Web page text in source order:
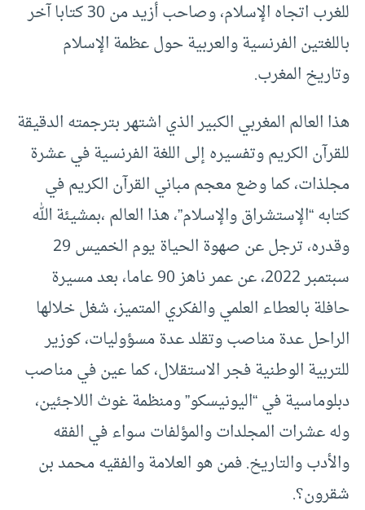
للغرب اتجاه الإسلام، وصاحب أزيد من 30 كتابا آخر
باللغتين الفرنسية والعربية حول عظمة الإسلام
وتاريخ المغرب.
هذا العالم المغربي الكبير الذي اشتهر بترجمته الدقيقة
للقرآن الكريم وتفسيره إلى اللغة الفرنسية في عشرة
مجلذات، كما وضع معجم مباني القرآن الكريم في
كتابه “الإستشراق والإسلام”، هذا العالم ،بمشيئة الله
وقدره، ترجل عن صهوة الحياة يوم الخميس 29
سبتمبر 2022، عن عمر ناهز 90 عاما، بعد مسيرة
حافلة بالعطاء العلمي والفكري المتميز، شغل خلالها
الراحل عدة مناصب وتقلد عدة مسؤوليات، كوزير
للتربية الوطنية فجر الاستقلال، كما عين في مناصب
دبلوماسية في “اليونيسكو” ومنظمة غوث اللاجئين،
وله عشرات المجلدات والمؤلفات سواء في الفقه
والأدب والتاريخ. فمن هو العلامة والفقيه محمد بن
شقرون؟.